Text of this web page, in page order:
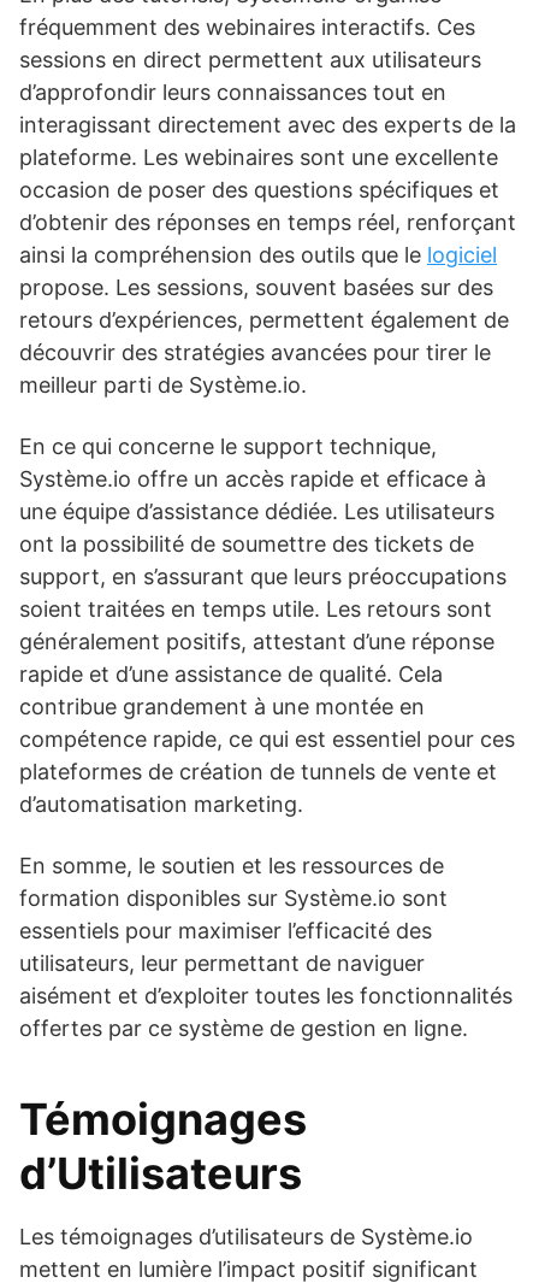
fréquemment des webinaires interactifs. Ces
sessions en direct permettent aux utilisateurs
d’approfondir leurs connaissances tout en
interagissant directement avec des experts de la
plateforme. Les webinaires sont une excellente
occasion de poser des questions spécifiques et
d’obtenir des réponses en temps réel, renforçant
ainsi la compréhension des outils que le logiciel
propose. Les sessions, souvent basées sur des
retours d’expériences, permettent également de
découvrir des stratégies avancées pour tirer le
meilleur parti de Système.io.
En ce qui concerne le support technique,
Système.io offre un accès rapide et efficace à
une équipe d’assistance dédiée. Les utilisateurs
ont la possibilité de soumettre des tickets de
support, en s’assurant que leurs préoccupations
soient traitées en temps utile. Les retours sont
généralement positifs, attestant d’une réponse
rapide et d’une assistance de qualité. Cela
contribue grandement à une montée en
compétence rapide, ce qui est essentiel pour ces
plateformes de création de tunnels de vente et
d’automatisation marketing.
En somme, le soutien et les ressources de
formation disponibles sur Système.io sont
essentiels pour maximiser l’efficacité des
utilisateurs, leur permettant de naviguer
aisément et d’exploiter toutes les fonctionnalités
offertes par ce système de gestion en ligne.
Témoignages
d’Utilisateurs
Les témoignages d’utilisateurs de Système.io
mettent en lumière l’impact positif significant